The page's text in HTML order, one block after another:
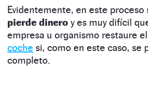
Evidentemente, en este proceso
pierde dinero y es muy difícil
empresa u organismo restaure el
coche si, como en este caso, se
completo.